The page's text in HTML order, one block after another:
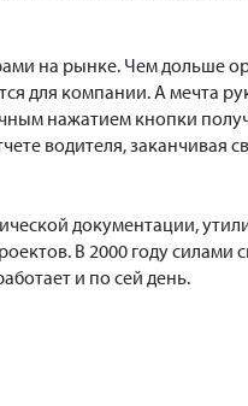
на рынке. Чем дольше
для компании. А мечта
нажатием кнопки
водителя, заканчивая
документации,
В 2000 году силами
и по сей день.